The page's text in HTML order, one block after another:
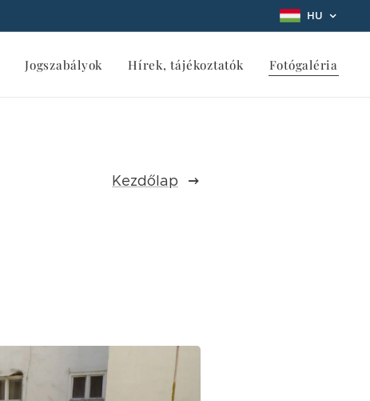
HU
Jogszabályok Hírek, tájékoztatók Fotógaléria
Kezdőlap